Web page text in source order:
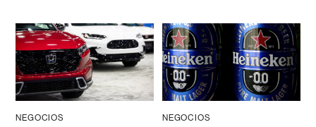
NEGOCIOS NEGOCIOS